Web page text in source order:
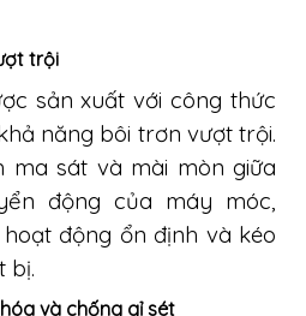
trội
sản xuất với công thức
năng bôi trơn vượt trội.
ma sát và mài mòn giữa
động của máy móc,
động ổn định và kéo
bị.
và chống gỉ sét